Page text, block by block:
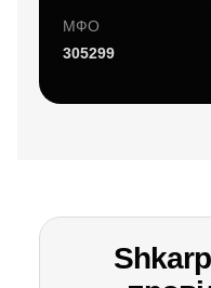
МФО
305299